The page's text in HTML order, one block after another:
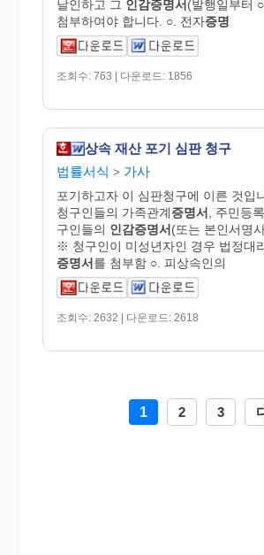
날인하고 그 인감증명서(발행일부터
첨부하여야 합니다. ○. 전자증명
조회수: 763 | 다운로드: 1856
상속 재산 포기 심판 청구
법률서식 > 가사
포기하고자 이 심판청구에 이른 것입
청구인들의 가족관계증명서 , 주민등
구인들의 인감증명서(또는 본인서명
※ 청구인이 미성년자인 경우 법정대
증명서를 첨부함 ○. 피상속인의
조회수: 2632 | 다운로드: 2618
1 2 3